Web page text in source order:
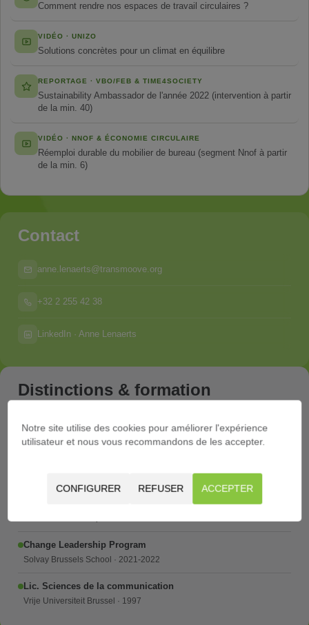
Comment rendre nos espaces de travail circulaires ?
VIDÉO · UNIZO
Solutions concrètes pour un climat en équilibre
REPORTAGE · VBO/FEB & TIME4SOCIETY
Sustainability Ambassador de l'année 2022 (intervention à partir
de la min. 40)
VIDÉO · NNOF & ÉCONOMIE CIRCULAIRE
Réemploi durable du mobilier de bureau (segment Nnof à partir
de la min. 6)
Contact
anne.lenaerts@transmoove.org
+32 2 255 42 38
LinkedIn · Anne Lenaerts
Distinctions & formation
VBO/FEB & Time4Society · 2022
Change Leadership Program
Solvay Brussels School · 2021-2022
Lic. Sciences de la communication
Vrije Universiteit Brussel · 1997
Notre site utilise des cookies pour améliorer l'expérience
utilisateur et nous vous recommandons de les accepter.
CONFIGURER REFUSER ACCEPTER